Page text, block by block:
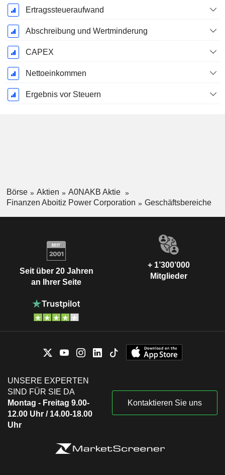
Ertragssteueraufwand
Abschreibung und Wertminderung
CAPEX
Nettoeinkommen
Ergebnis vor Steuern
Börse Aktien
A0NAKB Aktie
Finanzen Aboitiz Power Corporation
Geschäftsbereiche
Seit über 20 Jahren
an Ihrer Seite
+ 1’300’000
Mitglieder
UNSERE EXPERTEN
SIND FÜR SIE DA
Montag - Freitag 9.00-
12.00 Uhr / 14.00-18.00
Uhr
Kontaktieren Sie uns